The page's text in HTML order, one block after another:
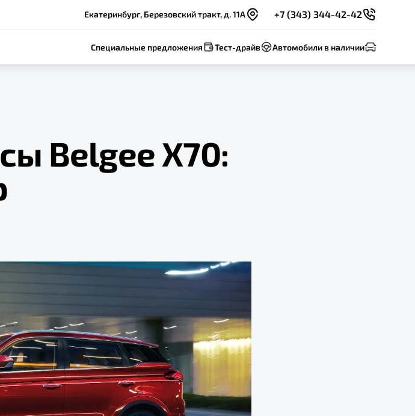
Екатеринбург, Березовский тракт, д. 11А +7 (343) 344-42-42
Специальные предложения Тест-драйв Автомобили в наличии
Belgee X70: